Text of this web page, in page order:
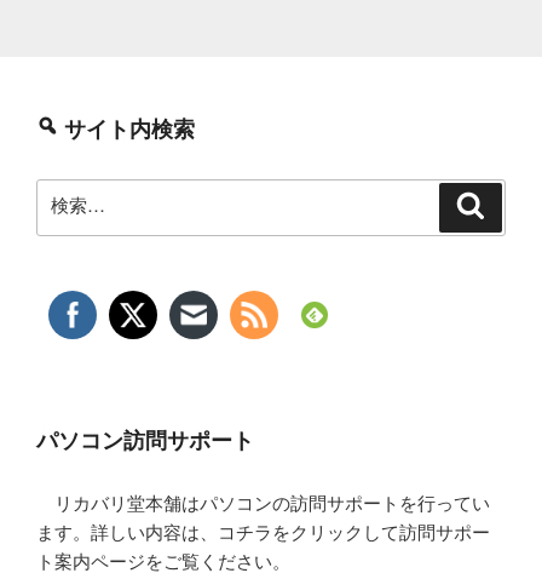
サイト内検索
パソコン訪問サポート
リカバリ堂本舗はパソコンの訪問サポートを行ってい
ます。詳しい内容は、コチラをクリックして訪問サポー
ト案内ページをご覧ください。